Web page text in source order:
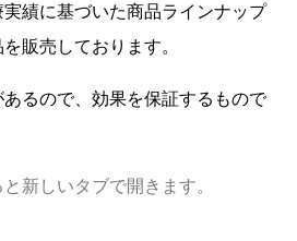
績に基づいた商品ラインナップ
販売しております。
あるので、効果を保証するもので
新しいタブで開きます。